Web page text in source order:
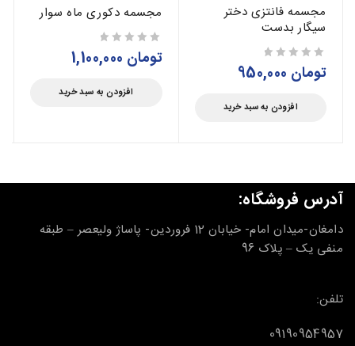
مجسمه فانتزی دختر
سیگار بدست
تومان
افزودن به سبد خرید
مجسمه دکوری ماه سوار
تومان
افزودن به سبد خرید
آدرس فروشگاه:
دامغان-میدان امام- خیابان 12 فروردین- پاساژ ولیعصر – طبقه
منفی یک – پلاک 96
تلفن:
09190954957